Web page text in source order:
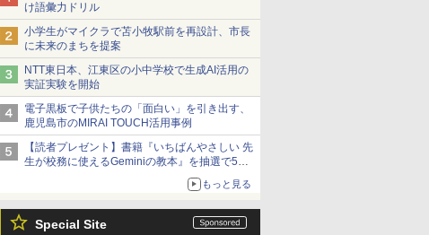
け語彙力ドリル
小学生がマイクラで苫小牧駅前を再設計、市長
に未来のまちを提案
NTT東日本、江東区の小中学校で生成AI活用の
実証実験を開始
電子黒板で子供たちの「面白い」を引き出す、
鹿児島市のMIRAI TOUCH活用事例
【読者プレゼント】書籍『いちばんやさしい 先
生が校務に使えるGeminiの教本』を抽選で5名
様にプレゼント ――応募締切は2026年8月12
もっと見る
Special Site